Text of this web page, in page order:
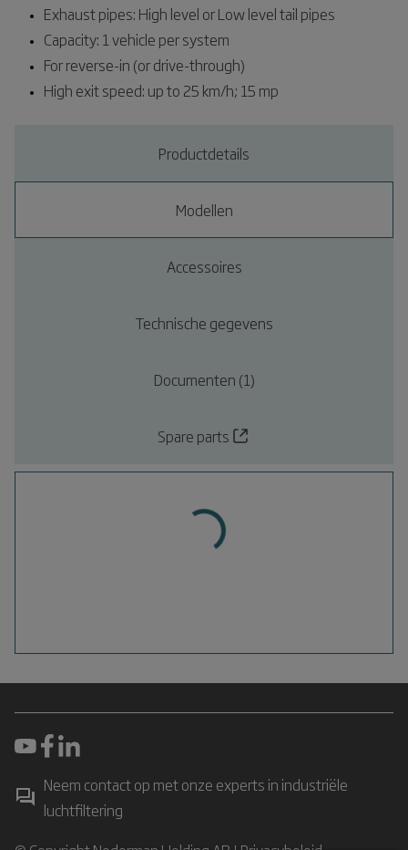
Exhaust pipes: High level or Low level tail pipes
Capacity: 1 vehicle per system
For reverse-in (or drive-through)
High exit speed: up to 25 km/h; 15 mp
Productdetails
Modellen
Accessoires
Technische gegevens
Documenten (1)
Spare parts
Neem contact op met onze experts in industriële
luchtfiltering